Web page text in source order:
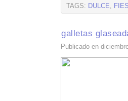
TAGS: DULCE,
galletas
Publicado en